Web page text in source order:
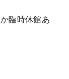
臨時休館あ